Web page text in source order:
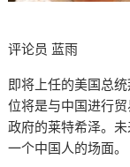
评论员 蓝雨
即将上任的美国总
位将是与中国进行
政府的莱特希泽。
一个中国人的场面。